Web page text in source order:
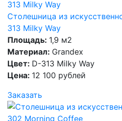
Столешница из
313 Milky Way
Площадь: 1,9 м2
Материал: Grandex
Цвет: D-313 Milky Way
Цена: 12 100 рублей
Заказать